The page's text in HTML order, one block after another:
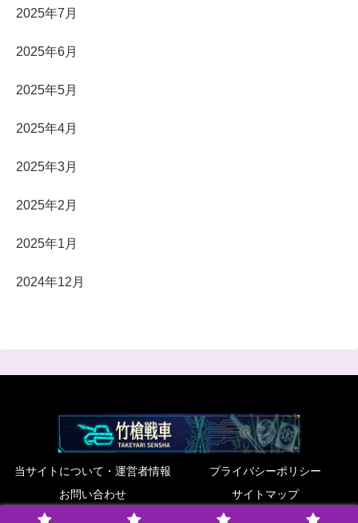
2025年7月
2025年6月
2025年5月
2025年4月
2025年3月
2025年2月
2025年1月
2024年12月
当サイトについて・運営者情報
プライバシーポリシー
お問い合わせ
サイトマップ